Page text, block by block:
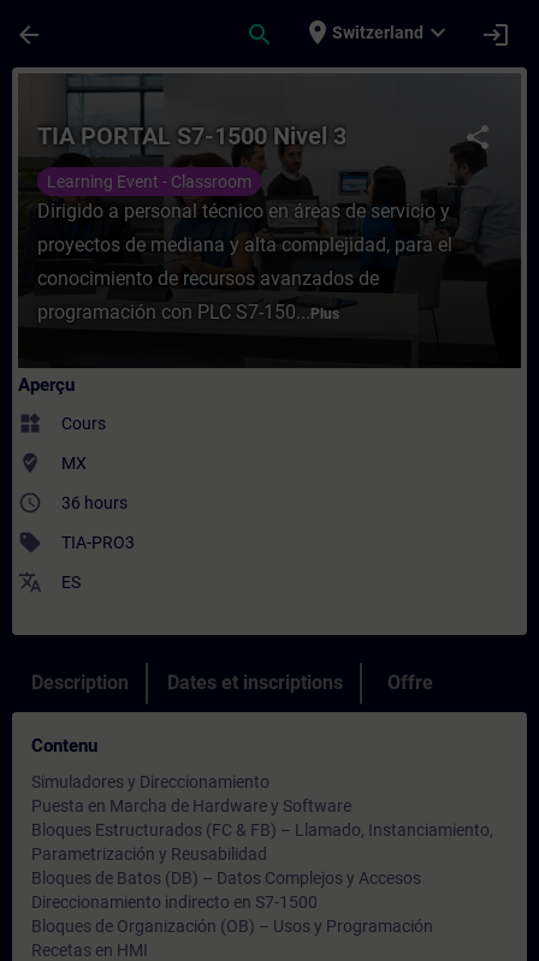
arrow_back search place Switzerland expand_more login
Cours - TIA PORTAL S7-1500 Nivel 3 -
share
TIA PORTAL S7-1500 Nivel 3
Learning Event - Classroom
Dirigido a personal técnico en áreas de servicio y
proyectos de mediana y alta complejidad, para el
conocimiento de recursos avanzados de
programación con PLC S7-150... Plus
Aperçu
widgets Cours
where_to_vote MX
access_time 36 hours
sell TIA-PRO3
translate ES
Description Dates et inscriptions Offre
Contenu
Simuladores y Direccionamiento
Puesta en Marcha de Hardware y Software
Bloques Estructurados (FC & FB) – Llamado, Instanciamiento,
Parametrización y Reusabilidad
Bloques de Batos (DB) – Datos Complejos y Accesos
Direccionamiento indirecto en S7-1500
Bloques de Organización (OB) – Usos y Programación
Recetas en HMI